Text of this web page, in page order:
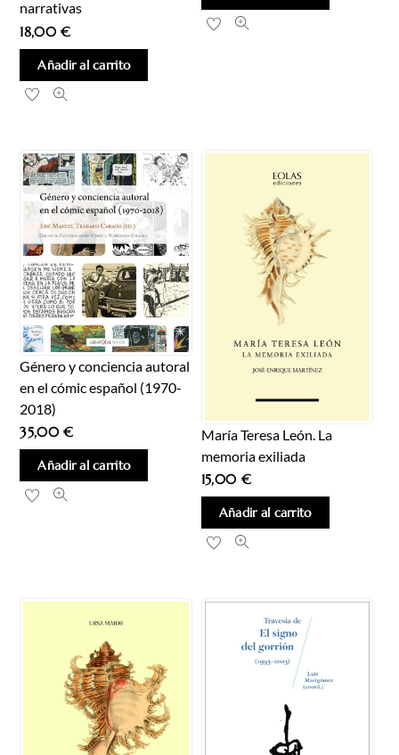
narrativas
18,00€
Añadir al carrito
Género y conciencia autoral
en el cómic español (1970-
2018)
35,00€
Añadir al carrito
María Teresa León. La
memoria exiliada
15,00 €
Añadir al carrito